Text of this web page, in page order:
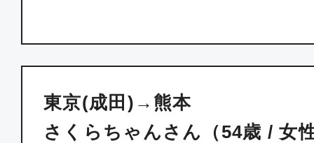
東京(成田)→熊本
さくらちゃんさん（54歳 / 女